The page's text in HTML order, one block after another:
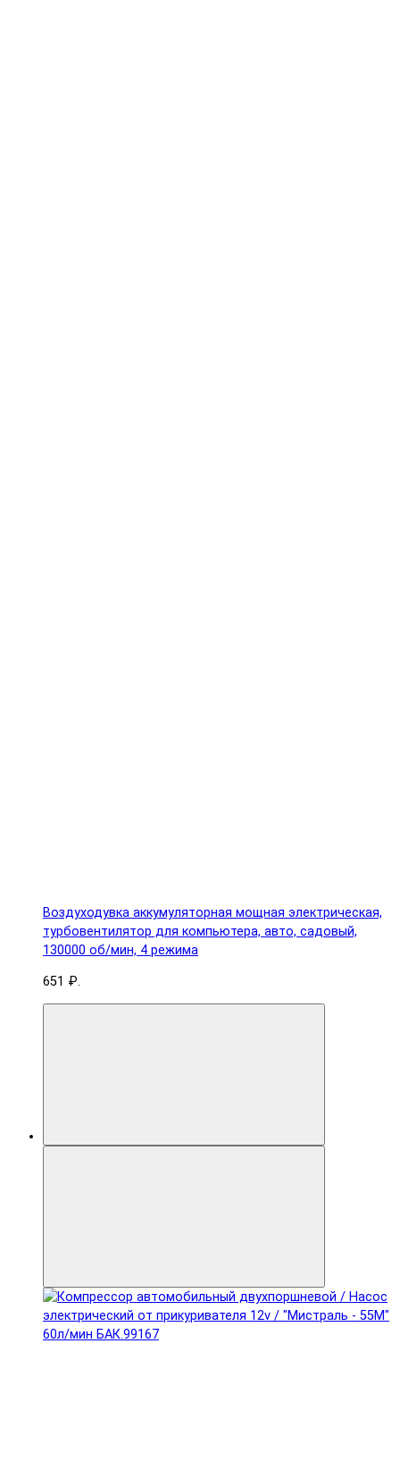
Воздуходувка аккумуляторная мощная электрическая,
турбовентилятор для компьютера, авто, садовый,
130000 об/мин, 4 режима
651 ₽.